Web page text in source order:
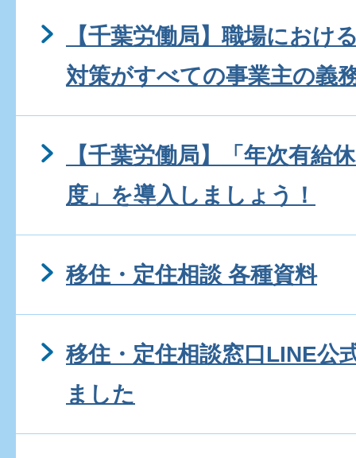
【千葉労働局】職場におけ
対策がすべての事業主の義
【千葉労働局】「年次有給
度」を導入しましょう！
移住・定住相談 各種資料
移住・定住相談窓口LINE公
ました